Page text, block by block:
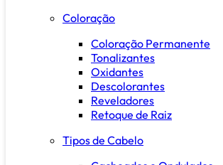
Coloração
Coloração Permanente
Tonalizantes
Oxidantes
Descolorantes
Reveladores
Retoque de Raiz
Tipos de Cabelo